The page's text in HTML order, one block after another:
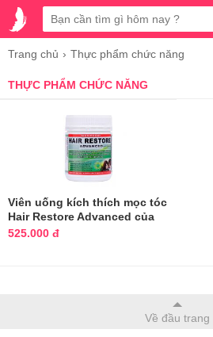
Trang chủ Thực phẩm chức năng
THỰC PHẨM CHỨC NĂNG
Viên uống kích thích mọc tóc
Hair Restore Advanced của
Úc
525.000 đ
Về đầu trang